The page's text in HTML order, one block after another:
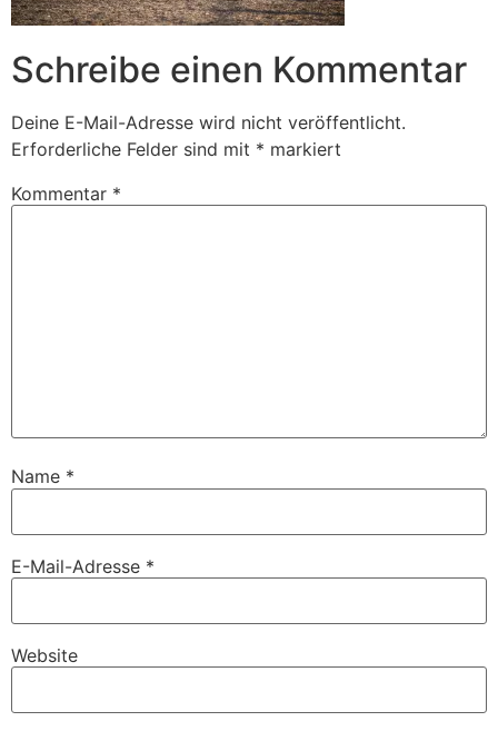
Schreibe einen Kommentar
Deine E-Mail-Adresse wird nicht veröffentlicht.
Erforderliche Felder sind mit * markiert
Kommentar *
Name *
E-Mail-Adresse *
Website